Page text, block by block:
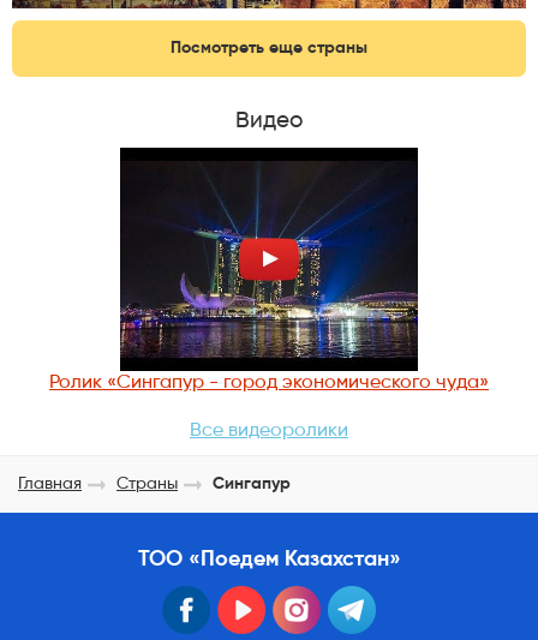
Посмотреть еще страны
Видео
Ролик «Сингапур - город экономического чуда»
Все видеоролики
Главная Страны Сингапур
ТОО «Поедем Казахстан»
facebook youtube instagram